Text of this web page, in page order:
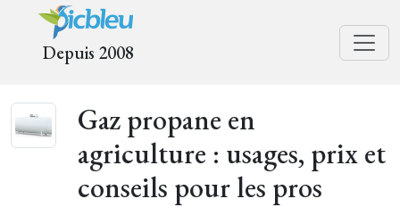
Depuis 2008
Gaz propane en
agriculture : usages, prix et
conseils pour les pros